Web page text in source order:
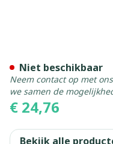
€ 24,76
Niet beschikbaar
Neem contact op met
we samen de
Bekijk alle